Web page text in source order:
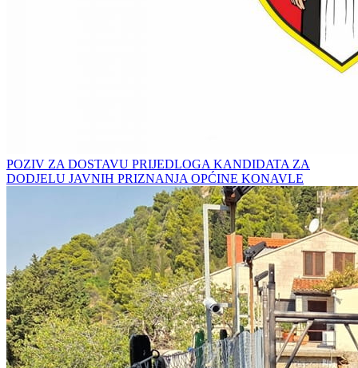
POZIV ZA DOSTAVU PRIJEDLOGA KANDIDATA ZA
DODJELU JAVNIH PRIZNANJA OPĆINE KONAVLE